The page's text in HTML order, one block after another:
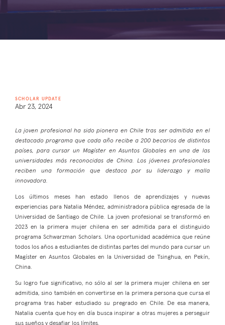
SCHOLAR UPDATE
Abr 23, 2024
La joven profesional ha sido pionera en Chile tras ser admitida en el
destacado programa que cada año recibe a 200 becarios de distintos
países, para cursar un Magíster en Asuntos Globales en una de las
universidades más reconocidas de China. Los jóvenes profesionales
reciben una formación que destaca por su liderazgo y malla
innovadora.
Los últimos meses han estado llenos de aprendizajes y nuevas
experiencias para Natalia Méndez, administradora pública egresada de la
Universidad de Santiago de Chile. La joven profesional se transformó en
2023 en la primera mujer chilena en ser admitida para el distinguido
programa Schwarzman Scholars. Una oportunidad académica que reúne
todos los años a estudiantes de distintas partes del mundo para cursar un
Magíster en Asuntos Globales en la Universidad de Tsinghua, en Pekín,
China.
Su logro fue significativo, no sólo al ser la primera mujer chilena en ser
admitida, sino también en convertirse en la primera persona que cursa el
programa tras haber estudiado su pregrado en Chile. De esa manera,
Natalia cuenta que hoy en día busca inspirar a otras mujeres a perseguir
sus sueños y desafiar los límites.